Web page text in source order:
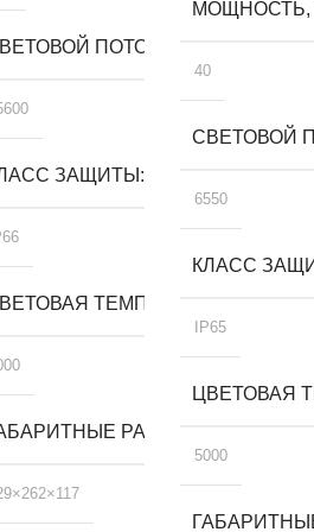
К
ММ
ПОТОК, ЛМ
ЗАЩИТЫ
ТЕМПЕРАТУРА, К
РАЗМЕРЫ, ММ
МОЩНОСТЬ,
40
СВЕТОВОЙ
6550
КЛАСС
IP65
ЦВЕТОВАЯ
5000